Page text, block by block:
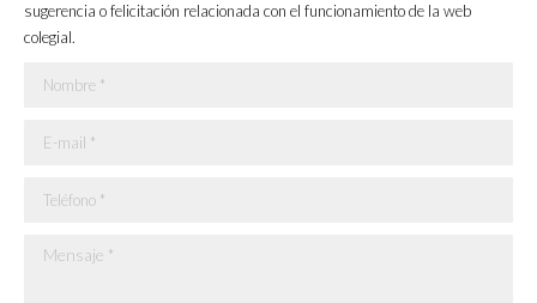
windowwindowwindowwindow
sugerencia o felicitación relacionada con el funcionamiento de la web
colegial.
Nombre *
E-mail *
Teléfono *
Mensaje *